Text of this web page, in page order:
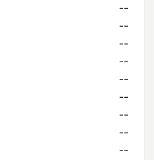
--
--
--
--
--
--
--
--
--